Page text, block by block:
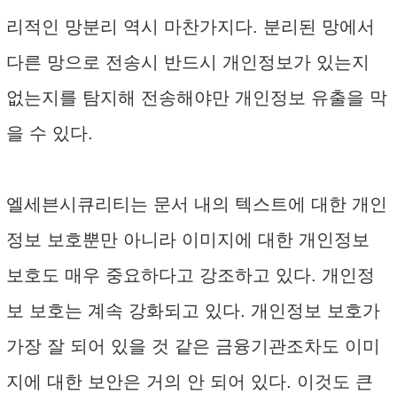
리적인 망분리 역시 마찬가지다. 분리된 망에서
다른 망으로 전송시 반드시 개인정보가 있는지
없는지를 탐지해 전송해야만 개인정보 유출을 막
을 수 있다.
엘세븐시큐리티는 문서 내의 텍스트에 대한 개인
정보 보호뿐만 아니라 이미지에 대한 개인정보
보호도 매우 중요하다고 강조하고 있다. 개인정
보 보호는 계속 강화되고 있다. 개인정보 보호가
가장 잘 되어 있을 것 같은 금융기관조차도 이미
지에 대한 보안은 거의 안 되어 있다. 이것도 큰